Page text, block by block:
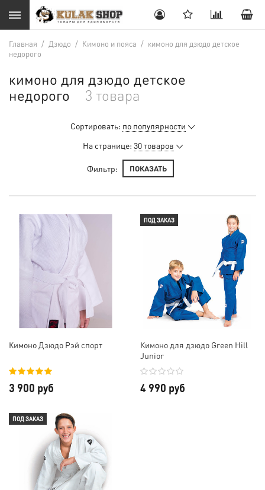
Главная / Дзюдо / Кимоно и пояса / кимоно для дзюдо детское
недорого
кимоно для дзюдо детское
недорого
3 товара
Сортировать: по популярности
На странице: 30 товаров
Фильтр: ПОКАЗАТЬ
Кимоно Дзюдо Рэй спорт
3 900 руб
ПОД ЗАКАЗ
Кимоно для дзюдо Green Hill
Junior
4 990 руб
ПОД ЗАКАЗ